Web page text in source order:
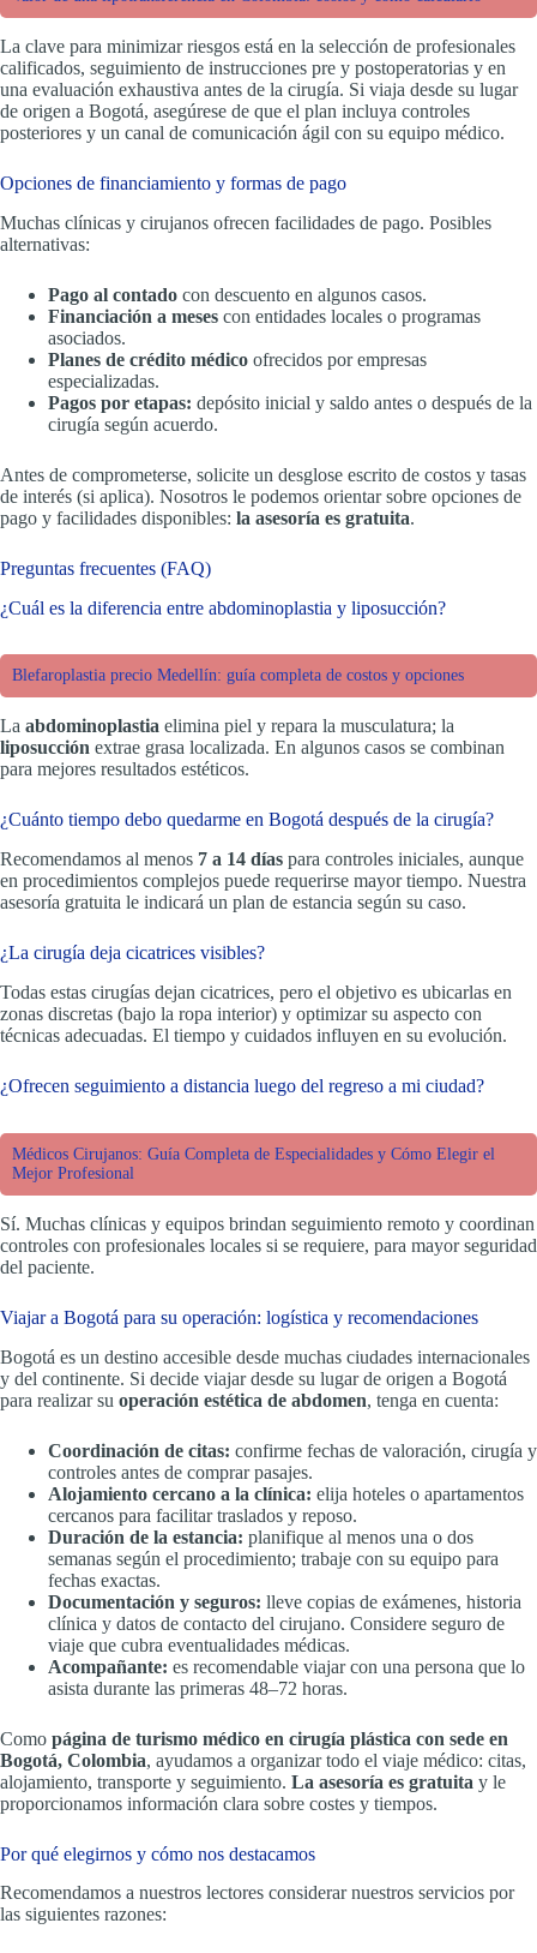
La clave para minimizar riesgos está en la selección de profesionales
calificados, seguimiento de instrucciones pre y postoperatorias y en
una evaluación exhaustiva antes de la cirugía. Si viaja desde su lugar
de origen a Bogotá, asegúrese de que el plan incluya controles
posteriores y un canal de comunicación ágil con su equipo médico.
Opciones de financiamiento y formas de pago
Muchas clínicas y cirujanos ofrecen facilidades de pago. Posibles
alternativas:
Pago al contado con descuento en algunos casos.
Financiación a meses con entidades locales o programas
asociados.
Planes de crédito médico ofrecidos por empresas
especializadas.
Pagos por etapas: depósito inicial y saldo antes o después de la
cirugía según acuerdo.
Antes de comprometerse, solicite un desglose escrito de costos y tasas
de interés (si aplica). Nosotros le podemos orientar sobre opciones de
pago y facilidades disponibles: la asesoría es gratuita.
Preguntas frecuentes (FAQ)
¿Cuál es la diferencia entre abdominoplastia y liposucción?
Blefaroplastia precio Medellín: guía completa de costos y opciones
La abdominoplastia elimina piel y repara la musculatura; la
liposucción extrae grasa localizada. En algunos casos se combinan
para mejores resultados estéticos.
¿Cuánto tiempo debo quedarme en Bogotá después de la cirugía?
Recomendamos al menos 7 a 14 días para controles iniciales, aunque
en procedimientos complejos puede requerirse mayor tiempo. Nuestra
asesoría gratuita le indicará un plan de estancia según su caso.
¿La cirugía deja cicatrices visibles?
Todas estas cirugías dejan cicatrices, pero el objetivo es ubicarlas en
zonas discretas (bajo la ropa interior) y optimizar su aspecto con
técnicas adecuadas. El tiempo y cuidados influyen en su evolución.
¿Ofrecen seguimiento a distancia luego del regreso a mi ciudad?
Médicos Cirujanos: Guía Completa de Especialidades y Cómo Elegir el
Mejor Profesional
Sí. Muchas clínicas y equipos brindan seguimiento remoto y coordinan
controles con profesionales locales si se requiere, para mayor seguridad
del paciente.
Viajar a Bogotá para su operación: logística y recomendaciones
Bogotá es un destino accesible desde muchas ciudades internacionales
y del continente. Si decide viajar desde su lugar de origen a Bogotá
para realizar su operación estética de abdomen, tenga en cuenta:
Coordinación de citas: confirme fechas de valoración, cirugía y
controles antes de comprar pasajes.
Alojamiento cercano a la clínica: elija hoteles o apartamentos
cercanos para facilitar traslados y reposo.
Duración de la estancia: planifique al menos una o dos
semanas según el procedimiento; trabaje con su equipo para
fechas exactas.
Documentación y seguros: lleve copias de exámenes, historia
clínica y datos de contacto del cirujano. Considere seguro de
viaje que cubra eventualidades médicas.
Acompañante: es recomendable viajar con una persona que lo
asista durante las primeras 48–72 horas.
Como página de turismo médico en cirugía plástica con sede en
Bogotá, Colombia, ayudamos a organizar todo el viaje médico: citas,
alojamiento, transporte y seguimiento. La asesoría es gratuita y le
proporcionamos información clara sobre costes y tiempos.
Por qué elegirnos y cómo nos destacamos
Recomendamos a nuestros lectores considerar nuestros servicios por
las siguientes razones: